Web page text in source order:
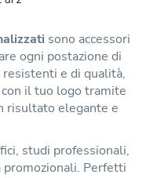
sono accessori
ogni postazione di
e di qualità,
il tuo logo tramite
risultato elegante e
studi professionali,
Perfetti